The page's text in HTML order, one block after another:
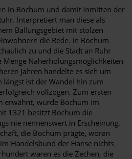
in Bochum und damit inmitten der
Interpretiert man diese als
Ballungsgebiet mit stolzen
die Rede. In Bochum
zu und die Stadt an Ruhr
Menge Naherholungsmöglichkeiten
Jahren handelte es sich um
längst ist der Wandel hin zum
vollzogen. Zum ersten
erwähnt, wurde Bochum im
1321 besitzt Bochum die
nie nennenswert in Erscheinung.
die Bochum prägte, woran
Handelsbund der Hanse nichts
waren es die Zechen, die